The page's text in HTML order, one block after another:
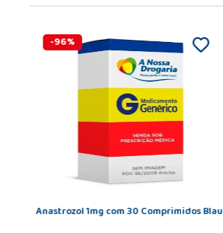
-96%
Anastrozol 1mg com 30 Comprimidos Blau